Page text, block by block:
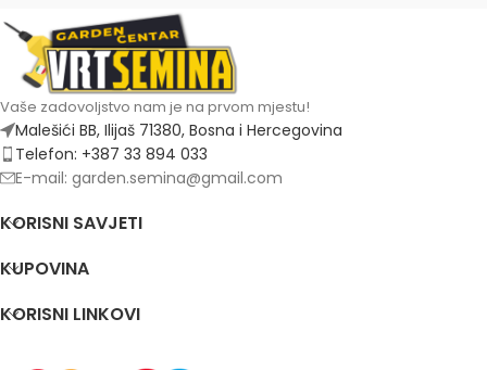
Vaše zadovoljstvo nam je na prvom mjestu!
Malešići BB, Ilijaš 71380, Bosna i Hercegovina
Telefon: +387 33 894 033
E-mail: garden.semina@gmail.com
KORISNI SAVJETI
KUPOVINA
KORISNI LINKOVI